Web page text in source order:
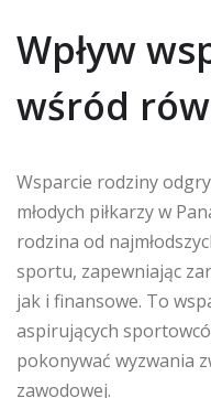
Wpływ
wśród
Wsparcie rodziny
młodych piłkarzy w
rodzina od
sportu, zapewniając
jak i finansowe. To
aspirujących
pokonywać wyzwania
zawodowej.